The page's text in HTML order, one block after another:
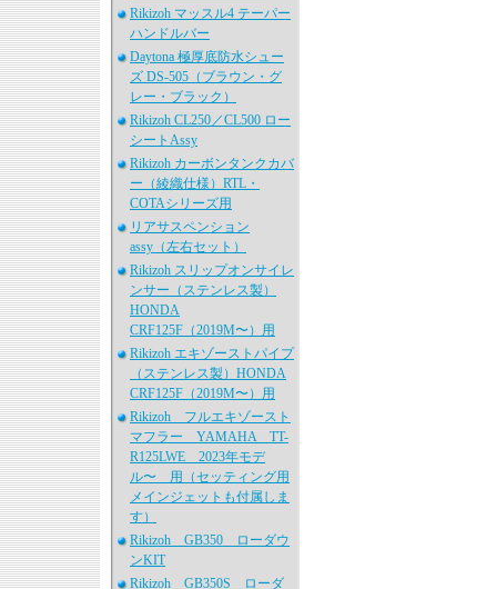
Rikizoh マッスル4 テーパー
ハンドルバー
Daytona 極厚底防水シュー
ズ DS-505（ブラウン・グ
レー・ブラック）
Rikizoh CL250／CL500 ロー
シートAssy
Rikizoh カーボンタンクカバ
ー（綾織仕様）RTL・
COTAシリーズ用
リアサスペンション
assy（左右セット）
Rikizoh スリップオンサイレ
ンサー（ステンレス製）
HONDA
CRF125F（2019M〜）用
Rikizoh エキゾーストパイプ
（ステンレス製）HONDA
CRF125F（2019M〜）用
Rikizoh フルエキゾースト
マフラー YAMAHA TT-
R125LWE 2023年モデ
ル〜 用（セッティング用
メインジェットも付属しま
す）
Rikizoh GB350 ローダウ
ンKIT
Rikizoh GB350S ローダ